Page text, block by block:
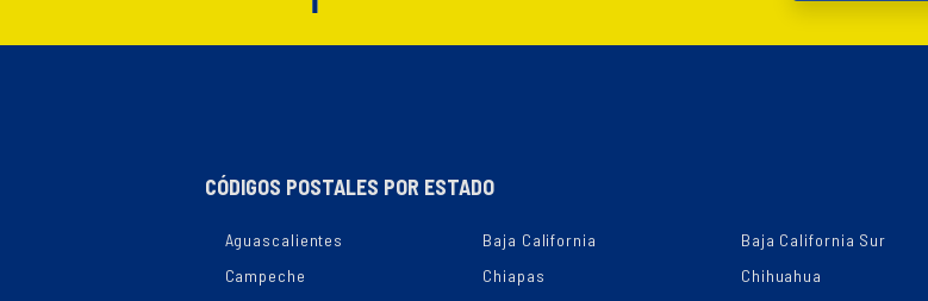
CÓDIGOS POSTALES POR ESTADO
Aguascalientes Baja California
Baja California Sur
Campeche
Chiapas
Chihuahua